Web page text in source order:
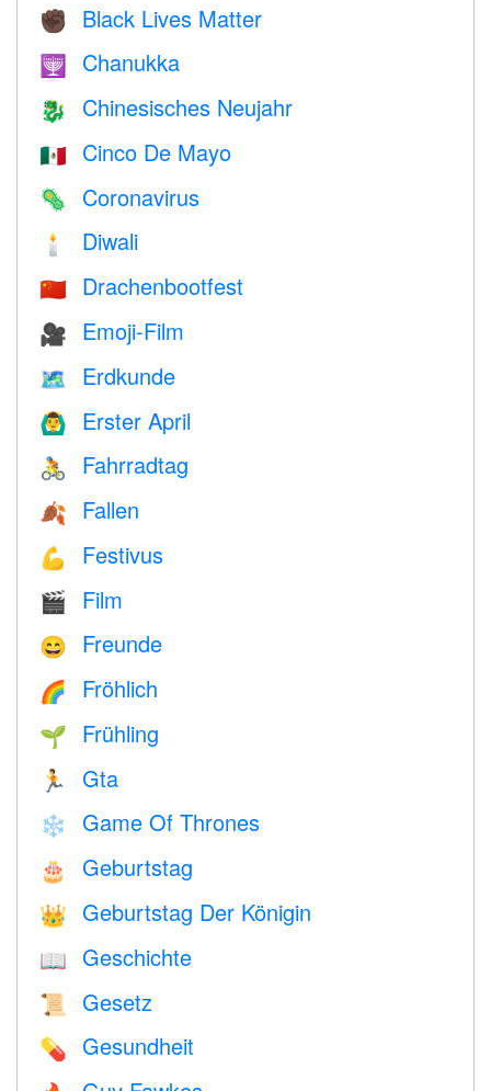
✊🏿 Black Lives Matter
🕎 Chanukka
🐉 Chinesisches Neujahr
🇲🇽 Cinco De Mayo
🦠 Coronavirus
🕯 Diwali
🇨🇳 Drachenbootfest
🎥 Emoji-Film
🗺 Erdkunde
🙆‍♂️ Erster April
🚴 Fahrradtag
🍂 Fallen
💪 Festivus
🎬 Film
😄 Freunde
🌈 Fröhlich
🌱 Frühling
🏃 Gta
❄️ Game Of Thrones
🎂 Geburtstag
👑 Geburtstag Der Königin
📖 Geschichte
📜 Gesetz
💊 Gesundheit